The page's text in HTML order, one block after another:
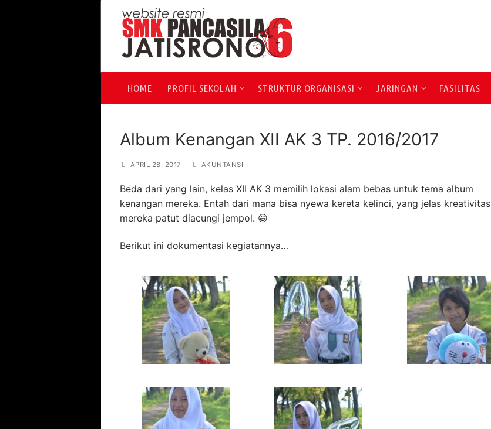
konten
HOME PROFIL SEKOLAH STRUKTUR ORGANISASI JARINGAN FASILITAS
Album Kenangan XII AK 3 TP. 2016/2017
APRIL 28, 2017 AKUNTANSI
Beda dari yang lain, kelas XII AK 3 memilih lokasi alam bebas untuk tema album
kenangan mereka. Entah dari mana bisa nyewa kereta kelinci, yang jelas kreativitas
mereka patut diacungi jempol. 😀
Berikut ini dokumentasi kegiatannya…